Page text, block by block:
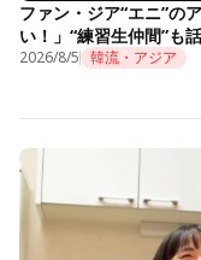
ファン・ジア“エニ”の
い！」“練習生仲間”も
2026/8/5 韓流・アジア